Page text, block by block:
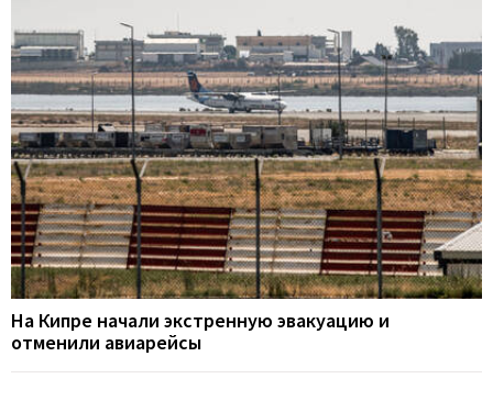
На Кипре начали экстренную эвакуацию и
отменили авиарейсы